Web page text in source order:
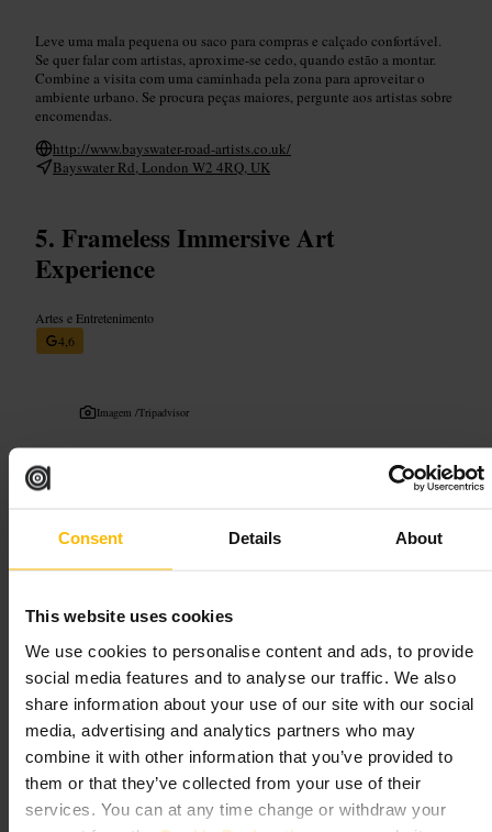
Consent Details About
This website uses cookies
We use cookies to personalise content and ads, to provide
social media features and to analyse our traffic. We also
share information about your use of our site with our social
media, advertising and analytics partners who may
combine it with other information that you’ve provided to
them or that they’ve collected from your use of their
services. You can at any time change or withdraw your
Leve uma mala pequena ou saco para compras e calçado confortável.
Se quer falar com artistas, aproxime-se cedo, quando estão a montar.
Combine a visita com uma caminhada pela zona para aproveitar o
ambiente urbano. Se procura peças maiores, pergunte aos artistas sobre
encomendas.
http://www.bayswater-road-artists.co.uk/
Bayswater Rd, London W2 4RQ, UK
Frameless Immersive Art
Experience
Artes e Entretenimento
4,6
Imagem /Tripadvisor
“Arte envolvente em grande formato para ver e
Arteimersiva Experiênciacultural Fotografiadearte #
Londres
#Atividadesemfamilia #Visitasguiadas
O que esperar
Salas escuras com projeções e som, superfícies que refletem luz e áreas
pensadas para fotografias. A visita exige algum movimento a pé e
momentos em pé para apreciar as peças. Não espere galerias